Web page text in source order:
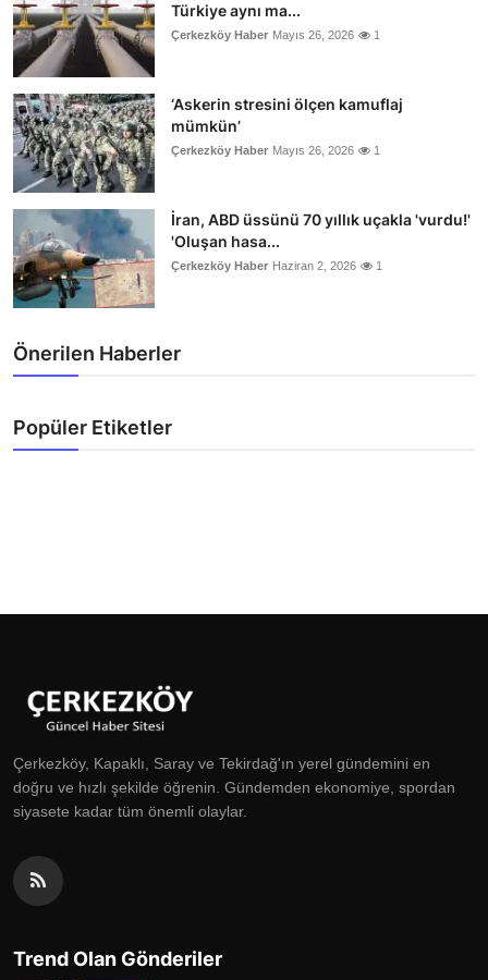
Türkiye aynı ma...
Çerkezköy Haber Mayıs 26, 2026 1
‘Askerin stresini ölçen kamuflaj
mümkün’
Çerkezköy Haber Mayıs 26, 2026 1
İran, ABD üssünü 70 yıllık uçakla 'vurdu!'
'Oluşan hasa...
Çerkezköy Haber Haziran 2, 2026 1
Önerilen Haberler
Popüler Etiketler
Çerkezköy, Kapaklı, Saray ve Tekirdağ'ın yerel gündemini en
doğru ve hızlı şekilde öğrenin. Gündemden ekonomiye, spordan
siyasete kadar tüm önemli olaylar.
Trend Olan Gönderiler